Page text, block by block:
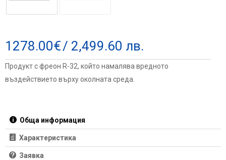
1278.00€/ 2,499.60 лв.
Продукт с фреон R-32, който намалява вредното
въздействието върху околната среда.
Обща информация
Характеристика
Заявка